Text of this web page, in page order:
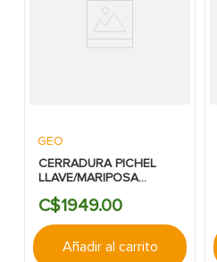
GEO
CERRADURA PICHEL
LLAVE/MARIPOSA
ANTIGUO
C$1949.00
Añadir al carrito